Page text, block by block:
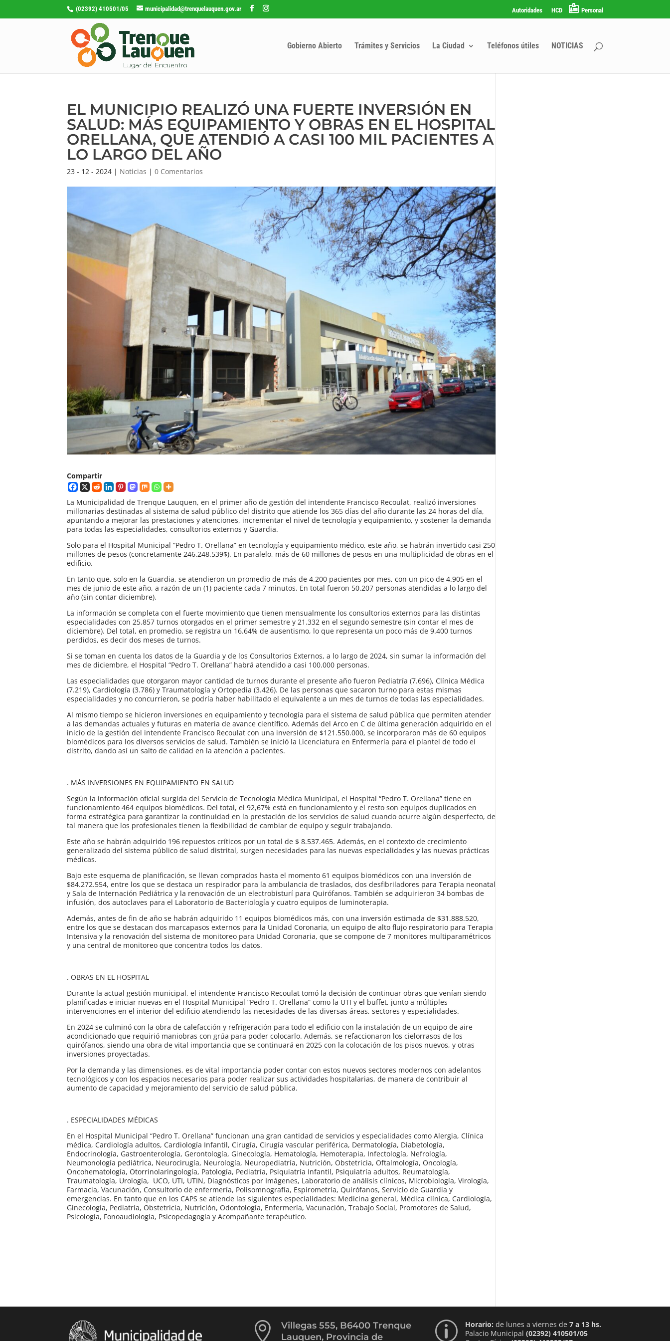
(02392) 410501/05 municipalidad@trenquelauquen.gov.ar Autoridades HCD Personal
Gobierno Abierto Trámites y Servicios La Ciudad Teléfonos útiles NOTICIAS
EL MUNICIPIO REALIZÓ UNA FUERTE INVERSIÓN EN
SALUD: MÁS EQUIPAMIENTO Y OBRAS EN EL HOSPITAL
ORELLANA, QUE ATENDIÓ A CASI 100 MIL PACIENTES A
LO LARGO DEL AÑO
23 - 12 - 2024 | Noticias |0 Comentarios
Compartir
La Municipalidad de Trenque Lauquen, en el primer año de gestión del intendente Francisco Recoulat, realizó inversiones
millonarias destinadas al sistema de salud público del distrito que atiende los 365 días del año durante las 24 horas del día,
apuntando a mejorar las prestaciones y atenciones, incrementar el nivel de tecnología y equipamiento, y sostener la demanda
para todas las especialidades, consultorios externos y Guardia.
Solo para el Hospital Municipal “Pedro T. Orellana” en tecnología y equipamiento médico, este año, se habrán invertido casi 250
millones de pesos (concretamente 246.248.539$). En paralelo, más de 60 millones de pesos en una multiplicidad de obras en el
edificio.
En tanto que, solo en la Guardia, se atendieron un promedio de más de 4.200 pacientes por mes, con un pico de 4.905 en el
mes de junio de este año, a razón de un (1) paciente cada 7 minutos. En total fueron 50.207 personas atendidas a lo largo del
año (sin contar diciembre).
La información se completa con el fuerte movimiento que tienen mensualmente los consultorios externos para las distintas
especialidades con 25.857 turnos otorgados en el primer semestre y 21.332 en el segundo semestre (sin contar el mes de
diciembre). Del total, en promedio, se registra un 16.64% de ausentismo, lo que representa un poco más de 9.400 turnos
perdidos, es decir dos meses de turnos.
Si se toman en cuenta los datos de la Guardia y de los Consultorios Externos, a lo largo de 2024, sin sumar la información del
mes de diciembre, el Hospital “Pedro T. Orellana” habrá atendido a casi 100.000 personas.
Las especialidades que otorgaron mayor cantidad de turnos durante el presente año fueron Pediatría (7.696), Clínica Médica
(7.219), Cardiología (3.786) y Traumatología y Ortopedia (3.426). De las personas que sacaron turno para estas mismas
especialidades y no concurrieron, se podría haber habilitado el equivalente a un mes de turnos de todas las especialidades.
Al mismo tiempo se hicieron inversiones en equipamiento y tecnología para el sistema de salud pública que permiten atender
a las demandas actuales y futuras en materia de avance científico. Además del Arco en C de última generación adquirido en el
inicio de la gestión del intendente Francisco Recoulat con una inversión de $121.550.000, se incorporaron más de 60 equipos
biomédicos para los diversos servicios de salud. También se inició la Licenciatura en Enfermería para el plantel de todo el
distrito, dando así un salto de calidad en la atención a pacientes.
. MÁS INVERSIONES EN EQUIPAMIENTO EN SALUD
Según la información oficial surgida del Servicio de Tecnología Médica Municipal, el Hospital “Pedro T. Orellana” tiene en
funcionamiento 464 equipos biomédicos. Del total, el 92,67% está en funcionamiento y el resto son equipos duplicados en
forma estratégica para garantizar la continuidad en la prestación de los servicios de salud cuando ocurre algún desperfecto, de
tal manera que los profesionales tienen la flexibilidad de cambiar de equipo y seguir trabajando.
Este año se habrán adquirido 196 repuestos críticos por un total de $ 8.537.465. Además, en el contexto de crecimiento
generalizado del sistema público de salud distrital, surgen necesidades para las nuevas especialidades y las nuevas prácticas
médicas.
Bajo este esquema de planificación, se llevan comprados hasta el momento 61 equipos biomédicos con una inversión de
$84.272.554, entre los que se destaca un respirador para la ambulancia de traslados, dos desfibriladores para Terapia neonatal
y Sala de Internación Pediátrica y la renovación de un electrobisturí para Quirófanos. También se adquirieron 34 bombas de
infusión, dos autoclaves para el Laboratorio de Bacteriología y cuatro equipos de luminoterapia.
Además, antes de fin de año se habrán adquirido 11 equipos biomédicos más, con una inversión estimada de $31.888.520,
entre los que se destacan dos marcapasos externos para la Unidad Coronaria, un equipo de alto flujo respiratorio para Terapia
Intensiva y la renovación del sistema de monitoreo para Unidad Coronaria, que se compone de 7 monitores multiparamétricos
y una central de monitoreo que concentra todos los datos.
. OBRAS EN EL HOSPITAL
Durante la actual gestión municipal, el intendente Francisco Recoulat tomó la decisión de continuar obras que venían siendo
planificadas e iniciar nuevas en el Hospital Municipal “Pedro T. Orellana” como la UTI y el buffet, junto a múltiples
intervenciones en el interior del edificio atendiendo las necesidades de las diversas áreas, sectores y especialidades.
En 2024 se culminó con la obra de calefacción y refrigeración para todo el edificio con la instalación de un equipo de aire
acondicionado que requirió maniobras con grúa para poder colocarlo. Además, se refaccionaron los cielorrasos de los
quirófanos, siendo una obra de vital importancia que se continuará en 2025 con la colocación de los pisos nuevos, y otras
inversiones proyectadas.
Por la demanda y las dimensiones, es de vital importancia poder contar con estos nuevos sectores modernos con adelantos
tecnológicos y con los espacios necesarios para poder realizar sus actividades hospitalarias, de manera de contribuir al
aumento de capacidad y mejoramiento del servicio de salud pública.
. ESPECIALIDADES MÉDICAS
En el Hospital Municipal “Pedro T. Orellana” funcionan una gran cantidad de servicios y especialidades como Alergia, Clínica
médica, Cardiología adultos, Cardiología Infantil, Cirugía, Cirugía vascular periférica, Dermatología, Diabetología,
Endocrinología, Gastroenterología, Gerontología, Ginecología, Hematología, Hemoterapia, Infectología, Nefrología,
Neumonología pediátrica, Neurocirugía, Neurología, Neuropediatría, Nutrición, Obstetricia, Oftalmología, Oncología,
Oncohematología, Otorrinolaringología, Patología, Pediatría, Psiquiatría Infantil, Psiquiatría adultos, Reumatología,
Traumatología, Urología, UCO, UTI, UTIN, Diagnósticos por Imágenes, Laboratorio de análisis clínicos, Microbiología, Virología,
Farmacia, Vacunación, Consultorio de enfermería, Polisomnografía, Espirometría, Quirófanos, Servicio de Guardia y
emergencias. En tanto que en los CAPS se atiende las siguientes especialidades: Medicina general, Médica clínica, Cardiología,
Ginecología, Pediatría, Obstetricia, Nutrición, Odontología, Enfermería, Vacunación, Trabajo Social, Promotores de Salud,
Psicología, Fonoaudiología, Psicopedagogía y Acompañante terapéutico.

Villegas 555, B6400 Trenque
Lauquen, Provincia de
p Horario: de lunes a viernes de 7 a 13 hs.
Palacio Municipal (02392) 410501/05